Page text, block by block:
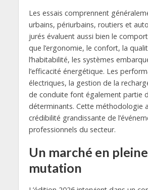
Les essais comprennent
urbains, périurbains, routiers et
jurés évaluent aussi bien le
que l’ergonomie, le confort, la
l’habitabilité, les systèmes
l’efficacité énergétique. Les
électriques, la gestion de la
de conduite font également partie
déterminants. Cette méthodologie
crédibilité grandissante de
professionnels du secteur.
Un marché en pleine
mutation